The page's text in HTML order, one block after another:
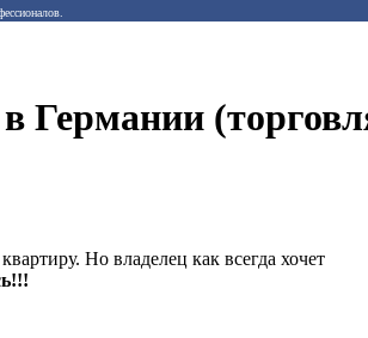
Германии
Но владелец как всегда хочет